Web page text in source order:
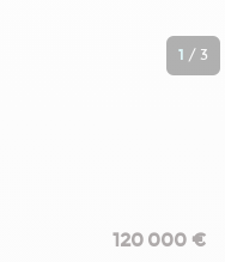
1 / 3
de DRAP 06340, situé
dans une ville en
120 000 €